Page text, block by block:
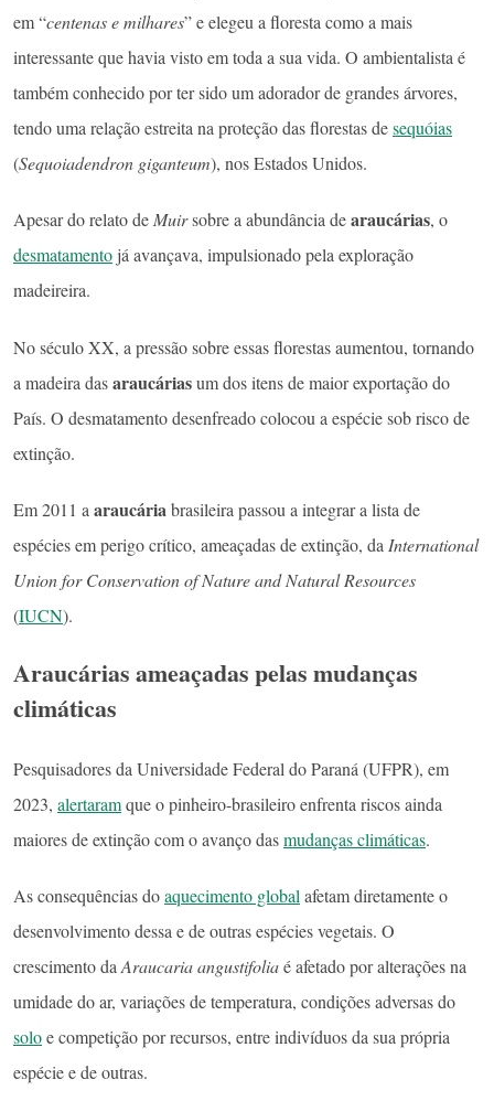
em “centenas e milhares” e elegeu a floresta como a mais
interessante que havia visto em toda a sua vida. O ambientalista é
também conhecido por ter sido um adorador de grandes árvores,
tendo uma relação estreita na proteção das florestas desequóias
(Sequoiadendron giganteum), nos Estados Unidos.
Apesar do relato deMuirsobre a abundância dearaucárias, o
desmatamento já avançava, impulsionado pela exploração
madeireira.
No século XX, a pressão sobre essas florestas aumentou, tornando
a madeira dasaraucáriasum dos itens de maior exportação do
País. O desmatamento desenfreado colocou a espécie sob risco de
extinção.
Em 2011 a araucáriabrasileira passou a integrar a lista de
espécies em perigo crítico, ameaçadas de extinção, da International
Union for Conservation of Nature and Natural Resources
(IUCN).
Araucárias ameaçadas pelas mudanças
climáticas
Pesquisadores da Universidade Federal do Paraná (UFPR), em
2023, alertaramque o pinheiro-brasileiro enfrenta riscos ainda
maiores de extinção com o avanço dasmudanças climáticas.
As consequências doaquecimento globalafetam diretamente o
desenvolvimento dessa e de outras espécies vegetais. O
crescimento daAraucaria angustifoliaé afetado por alterações na
umidade do ar, variações de temperatura, condições adversas do
soloe competição por recursos, entre indivíduos da sua própria
espécie e de outras.